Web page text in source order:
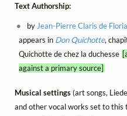
Text Authorship:
by Jean-Pierre Claris de
appears in Don Quichotte,
Quichotte de chez la duchesse
against a primary source]
Musical settings(art songs,
and other vocal works set to